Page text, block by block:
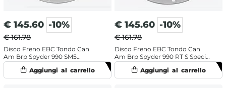
€ 145.60 -10%
€ 161.78
Disco Freno EBC Tondo Can
Am Brp Spyder 990 SM5
Roadster (2008-2009)
Posteriore
€ 145.60 -10%
€ 161.78
Disco Freno EBC Tondo Can
Am Brp Spyder 990 RT S Special
Edition (2010-2014) Anteriore